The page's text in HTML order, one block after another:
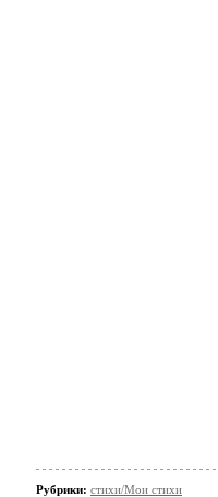
Рубрики: стихи/Мои стихи